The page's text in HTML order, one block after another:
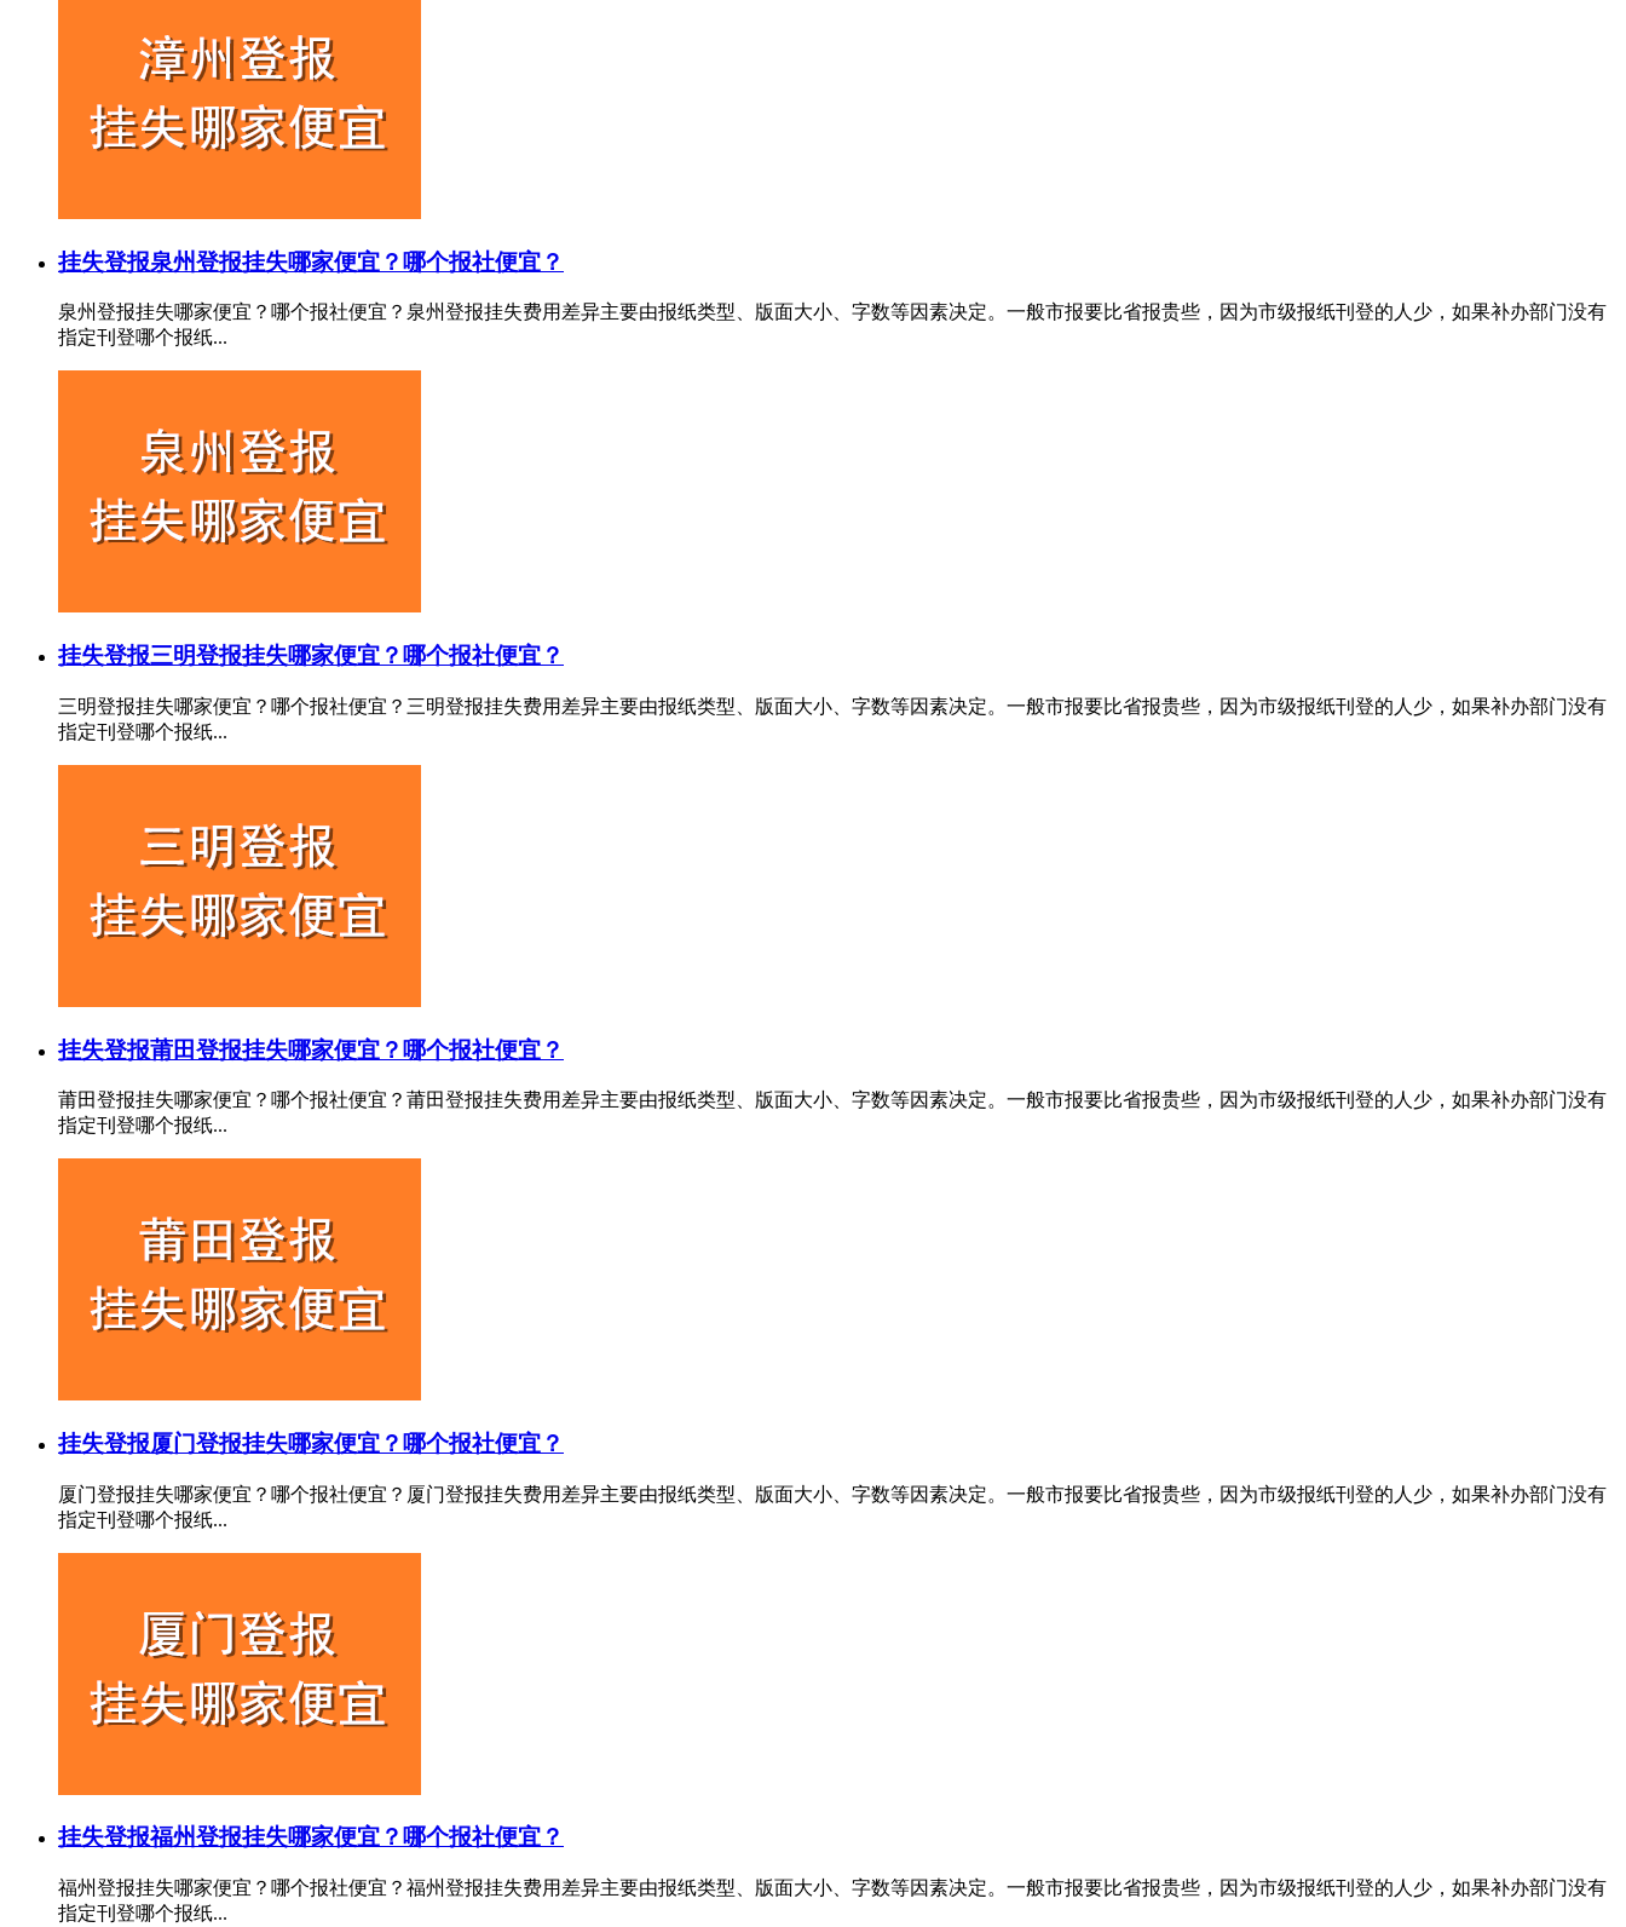
挂失登报泉州登报挂失哪家便宜？哪个报社便宜？
泉州登报挂失哪家便宜？哪个报社便宜？泉州登报挂失费用差异主要由报纸类型、版面大小、字数等因素决定。一般市报要比省报贵些，因为市级报纸刊登的人少，如果补办部门没有
指定刊登哪个报纸...
挂失登报三明登报挂失哪家便宜？哪个报社便宜？
三明登报挂失哪家便宜？哪个报社便宜？三明登报挂失费用差异主要由报纸类型、版面大小、字数等因素决定。一般市报要比省报贵些，因为市级报纸刊登的人少，如果补办部门没有
指定刊登哪个报纸...
挂失登报莆田登报挂失哪家便宜？哪个报社便宜？
莆田登报挂失哪家便宜？哪个报社便宜？莆田登报挂失费用差异主要由报纸类型、版面大小、字数等因素决定。一般市报要比省报贵些，因为市级报纸刊登的人少，如果补办部门没有
指定刊登哪个报纸...
挂失登报厦门登报挂失哪家便宜？哪个报社便宜？
厦门登报挂失哪家便宜？哪个报社便宜？厦门登报挂失费用差异主要由报纸类型、版面大小、字数等因素决定。一般市报要比省报贵些，因为市级报纸刊登的人少，如果补办部门没有
指定刊登哪个报纸...
挂失登报福州登报挂失哪家便宜？哪个报社便宜？
福州登报挂失哪家便宜？哪个报社便宜？福州登报挂失费用差异主要由报纸类型、版面大小、字数等因素决定。一般市报要比省报贵些，因为市级报纸刊登的人少，如果补办部门没有
指定刊登哪个报纸...